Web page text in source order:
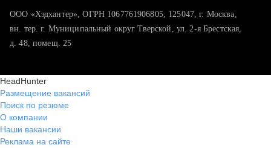
ООО «Хэдхантер», ОГРН 1067761906805, 125047, г. Москва,
вн. тер. г. Муниципальный округ Тверской, ул. 2-я Брестская,
д. 48, помещ. 25
HeadHunter
Размещение вакансий
Поиск по резюме
О компании
Наши вакансии
Реклама на сайте